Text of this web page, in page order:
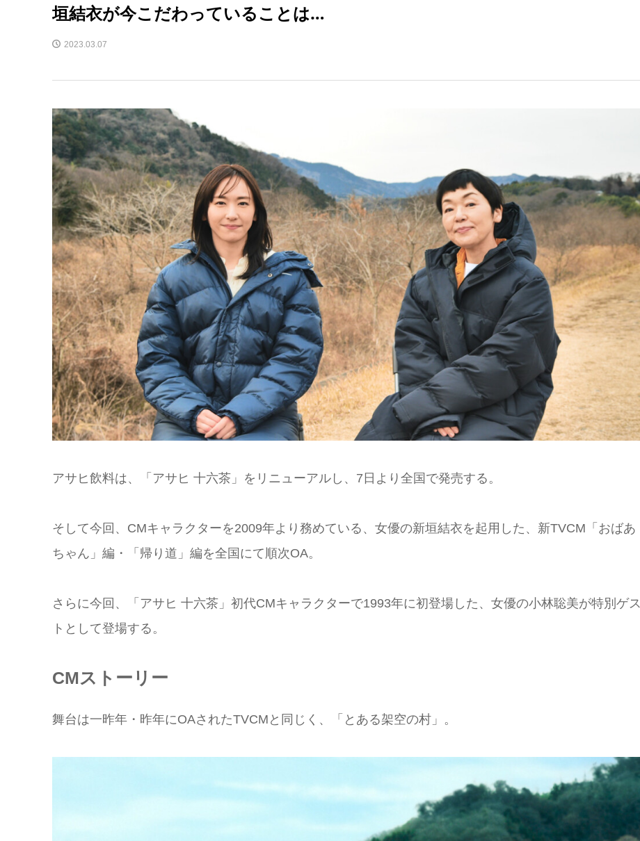
垣結衣が今こだわっていることは…
2023.03.07
アサヒ飲料は、「アサヒ 十六茶」をリニューアルし、7日より全国で発売する。
そして今回、CMキャラクターを2009年より務めている、女優の新垣結衣を起用した、新TVCM「おばあ
ちゃん」編・「帰り道」編を全国にて順次OA。
さらに今回、「アサヒ 十六茶」初代CMキャラクターで1993年に初登場した、女優の小林聡美が特別ゲス
トとして登場する。
CMストーリー
舞台は一昨年・昨年にOAされたTVCMと同じく、「とある架空の村」。